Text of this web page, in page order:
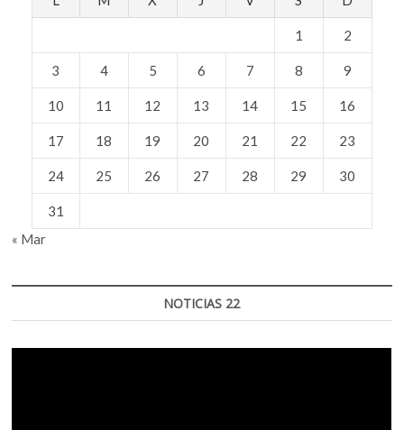
1 2
3 4 5 6 7 8 9
10 11 12 13 14 15 16
17 18 19 20 21 22 23
24 25 26 27 28 29 30
31
« Mar
NOTICIAS 22